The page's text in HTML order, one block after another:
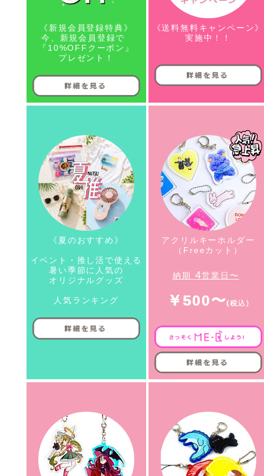
《新規会員登録特典》
今、新規会員登録で
『10%OFFクーポン』
プレゼント！
《送料無料キャンペーン》
実施中！！
《夏のおすすめ》
イベント・推し活で使える
暑い季節に人気の
オリジナルグッズ
人気ランキング
アクリルキーホルダー
（Freeカット）
納期 4営業日〜
￥500〜